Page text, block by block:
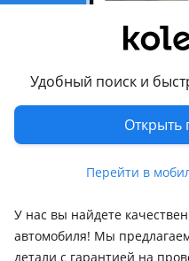
Удобный поиск и
Открыть
Перейти в
Комментарий
Уточняйте у наших
* актуальность цен;
* наличие товара на
У нас вы найдете
автомобиля! Мы
детали с гарантией на